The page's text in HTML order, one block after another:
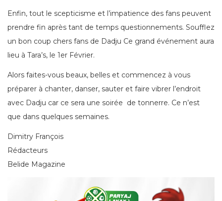
Enfin, tout le scepticisme et l’impatience des fans peuvent
prendre fin après tant de temps questionnements. Soufflez
un bon coup chers fans de Dadju Ce grand événement aura
lieu à Tara’s, le 1er Février.
Alors faites-vous beaux, belles et commencez à vous
préparer à chanter, danser, sauter et faire vibrer l’endroit
avec Dadju car ce sera une soirée de tonnerre. Ce n’est
que dans quelques semaines.
Dimitry François
Rédacteurs
Belide Magazine